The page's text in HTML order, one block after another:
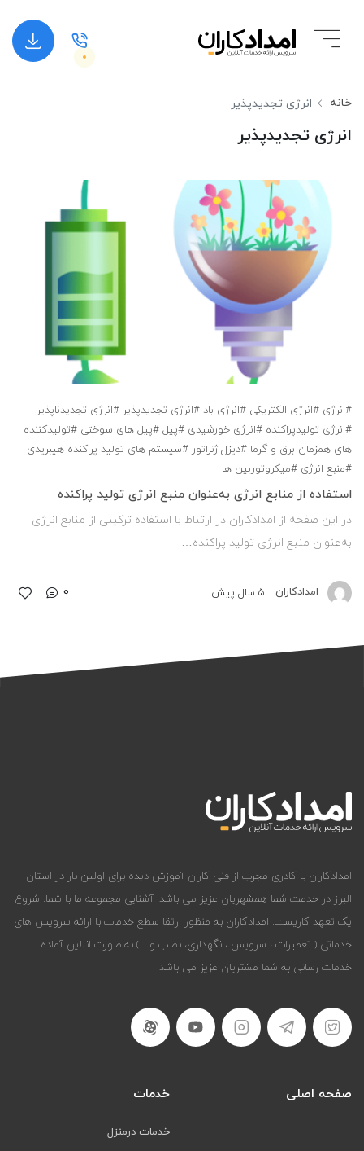
خانه انرژی تجدیدپذیر
انرژی تجدیدپذیر
#انرژی #انرژی الکتریکی #انرژی باد #انرژی تجدیدپذیر #انرژی تجدیدناپذیر
#انرژی تولیدپراکنده #انرژی خورشیدی #پیل #پیل های سوختی #تولیدکننده
های همزمان برق و گرما #دیزل ژنراتور #سیستم های تولید پراکنده هیبریدی
#منبع انرژی #میکروتوربین ها
اﺳﺘﻔﺎده از ﻣﻨﺎﺑﻊ اﻧﺮژی ﺑﻪﻋﻨﻮان ﻣﻨﺒﻊ اﻧﺮژی ﺗﻮﻟﻴﺪ ﭘﺮاﻛﻨﺪه
در این صفحه از امدادکاران در ارتباط با اﺳﺘﻔﺎده ﺗﺮکیبی از ﻣﻨﺎﺑﻊ اﻧﺮژی
ﺑﻪﻋﻨﻮان ﻣﻨﺒﻊ اﻧﺮژی ﺗﻮﻟﻴﺪ ﭘﺮاﻛﻨﺪه…
امدادکاران 5 سال پیش 0
امدادکاران با کادری مجرب از فنی کاران آموزش دیده برای اولین بار در استان
البرز در خدمت شما همشهریان عزیز می باشد. آشنایی مجموعه ما با شما. شروع
یک تعهد کاریست. امدادکاران به منظور ارتقا سطع خدمات با ارائه سرویس های
خدماتی ( تعمیرات ، سرویس ، نگهداری، نصب و ...) به صورت انلاین آماده
خدمات رسانی به شما مشتریان عزیز می باشد.
صفحه اصلی خدمات
خدمات درمنزل